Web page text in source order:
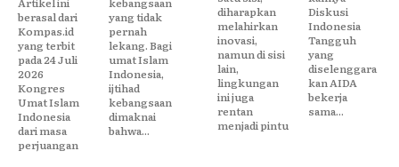
berasal dari
Kompas.id
yang terbit
pada 24 Juli
2026
Kongres
Umat Islam
Indonesia
dari masa
perjuangan
yang tidak
pernah
lekang. Bagi
umat Islam
Indonesia,
ijtihad
kebangsaan
dimaknai
bahwa...
diharapkan
melahirkan
inovasi,
namun di sisi
lain,
lingkungan
ini juga
rentan
menjadi pintu
Diskusi
Indonesia
Tangguh
yang
diselenggara
kan AIDA
bekerja
sama...